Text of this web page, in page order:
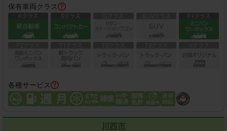
保有車両クラス
各種サービス
川西市